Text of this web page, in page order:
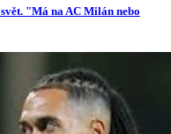
"Má na AC Milán nebo